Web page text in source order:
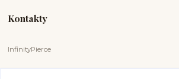
Kontakty
InfinityPierce